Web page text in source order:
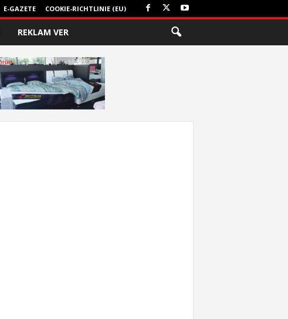
E-GAZETE COOKIE-RICHTLINIE (EU)
REKLAM VER